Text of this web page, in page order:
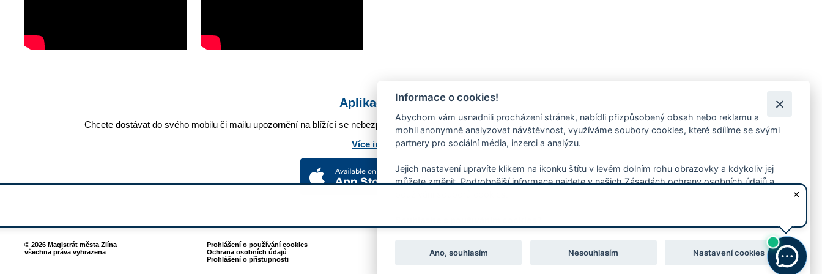
Aplikace Mobilní rozhlas
Chcete dostávat do svého mobilu či mailu upozornění na blížící se nebezpečí, odstávky, poruchy a výpadky energií, ankety, pozvánky na kulturní a sportovní akce?
Více informací o aplikaci
© 2026 Magistrát města Zlína
všechna práva vyhrazena
Prohlášení o používání cookies
Ochrana osobních údajů
Prohlášení o přístupnosti
webmaster@zlin.eu
Informace o cookies!
Abychom vám usnadnili procházení stránek, nabídli přizpůsobený obsah nebo reklamu a
mohli anonymně analyzovat návštěvnost, využíváme soubory cookies, které sdílíme se svými
partnery pro sociální média, inzerci a analýzu.
Jejich nastavení upravíte klikem na ikonku štítu v levém dolním rohu obrazovky a kdykoliv jej
můžete změnit. Podrobnější informace najdete v našich Zásadách ochrany osobních údajů a
Ano, souhlasím Nesouhlasím Nastavení cookies